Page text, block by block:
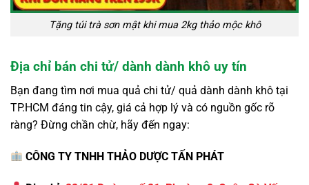
Tặng túi trà sơn mật khi mua 2kg thảo mộc khô
Địa chỉ bán chi tử/ dành dành khô uy tín
Bạn đang tìm nơi mua quả chi tử/ quả dành dành khô tại
TP.HCM đáng tin cậy, giá cả hợp lý và có nguồn gốc rõ
ràng? Đừng chần chừ, hãy đến ngay:
CÔNG TY TNHH THẢO DƯỢC TẤN PHÁT